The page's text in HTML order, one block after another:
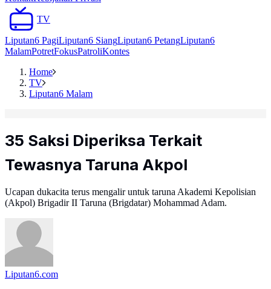
TV
Liputan6 PagiLiputan6 SiangLiputan6 PetangLiputan6
MalamPotretFokusPatroliKontes
Home
TV
Liputan6 Malam
35 Saksi Diperiksa Terkait
Tewasnya Taruna Akpol
Ucapan dukacita terus mengalir untuk taruna Akademi Kepolisian
(Akpol) Brigadir II Taruna (Brigdatar) Mohammad Adam.
Liputan6.com